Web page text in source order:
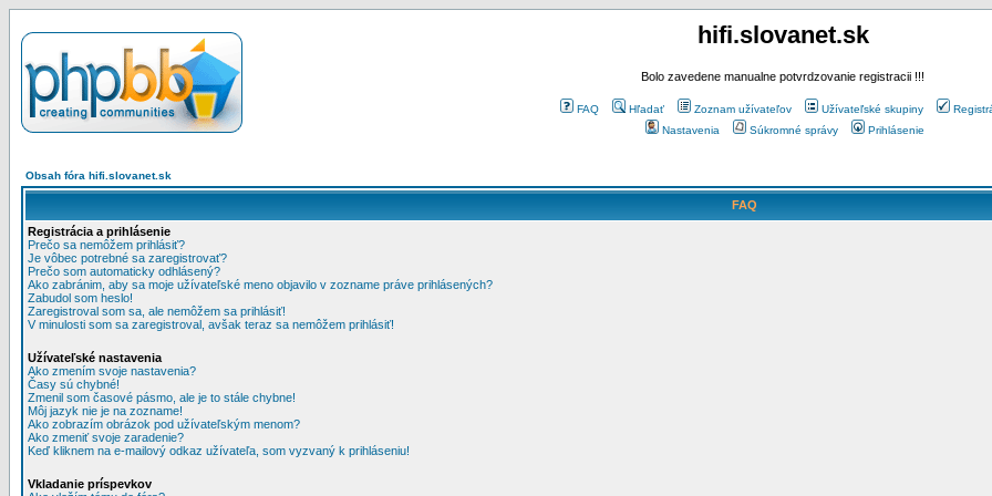
hifi.slovanet.sk
Bolo zavedene manualne potvrdzovanie registracii !!!
FAQ Hľadať Zoznam užívateľov Užívateľské skupiny
Nastavenia
Súkromné správy Prihlásenie
Obsah fóra hifi.slovanet.sk
FAQ
Registrácia a prihlásenie
Prečo sa nemôžem prihlásiť?
Je vôbec potrebné sa zaregistrovať?
Prečo som automaticky odhlásený?
Ako zabránim, aby sa moje užívateľské meno objavilo v zozname práve prihlásených?
Zabudol som heslo!
Zaregistroval som sa, ale nemôžem sa prihlásiť!
V minulosti som sa zaregistroval, avšak teraz sa nemôžem prihlásiť!
Užívateľské nastavenia
Ako zmením svoje nastavenia?
Časy sú chybné!
Zmenil som časové pásmo, ale je to stále chybne!
Môj jazyk nie je na zozname!
Ako zobrazím obrázok pod užívateľským menom?
Ako zmeniť svoje zaradenie?
Keď kliknem na e-mailový odkaz užívateľa, som vyzvaný k prihláseniu!
Vkladanie príspevkov